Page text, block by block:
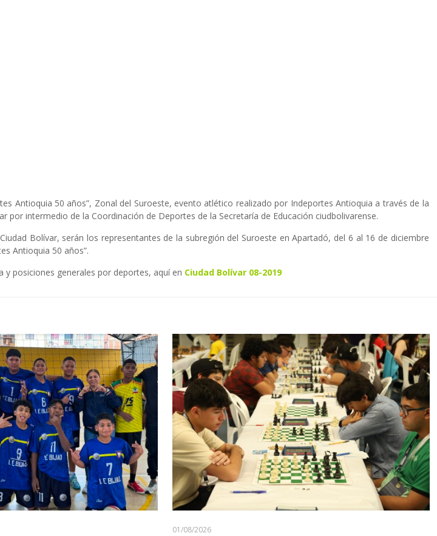
Antioquia 50 años”, Zonal del Suroeste, evento atlético realizado por Indeportes Antioquia a través de la
intermedio de la Coordinación de Deportes de la Secretaría de Educación ciudbolivarense.
Bolívar, serán los representantes de la subregión del Suroeste en Apartadó, del 6 al 16 de diciembre
Antioquia 50 años”.
posiciones generales por deportes, aquí en Ciudad Bolívar 08-2019
01/08/2026